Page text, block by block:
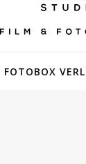
FOTOBOX